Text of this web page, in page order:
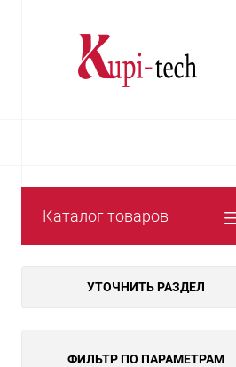
Каталог товаров
УТОЧНИТЬ РАЗДЕЛ
ФИЛЬТР ПО ПАРАМЕТРАМ